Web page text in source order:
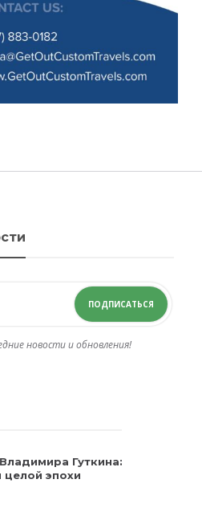
ПОДПИСАТЬСЯ
новости и обновления!
Гуткина:
целой эпохи